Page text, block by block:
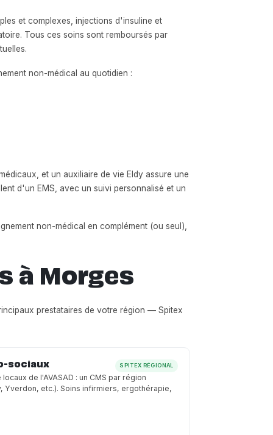
et complexes, injections d'insuline et
Tous ces soins sont remboursés par
non-médical au quotidien :
et un auxiliaire de vie Eldy assure une
d'un EMS, avec un suivi personnalisé et un
non-médical en complément (ou seul),
à Morges
prestataires de votre région — Spitex
sociaux SPITEX RÉGIONAL
de l'AVASAD : un CMS par région
Yverdon, etc.). Soins infirmiers, ergothérapie,